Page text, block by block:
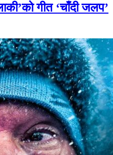
गीत ‘चाँदी जलप’